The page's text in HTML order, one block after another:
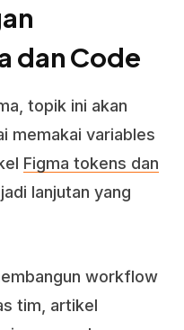
dan Code
topik ini akan
memakai variables
Figma tokens dan
lanjutan yang
workflow
tim, artikel